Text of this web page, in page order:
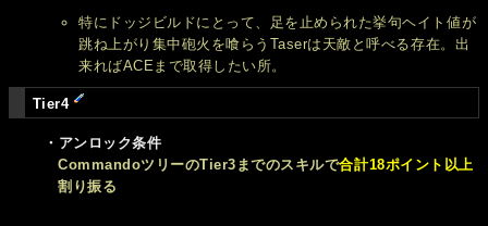
特にドッジビルドにとって、足を止められた挙句ヘイト値が
跳ね上がり集中砲火を喰らうTaserは天敵と呼べる存在。出
来ればACEまで取得したい所。
Tier4
・アンロック条件
CommandoツリーのTier3までのスキルで合計18ポイント以上
割り振る